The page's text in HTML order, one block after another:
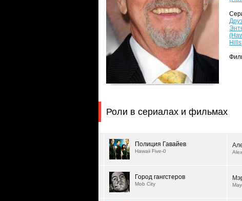
Роли в сериалах и фильмах
Полиция Гавайев
Hawaii Five-0
Город гангстеров
Mob City